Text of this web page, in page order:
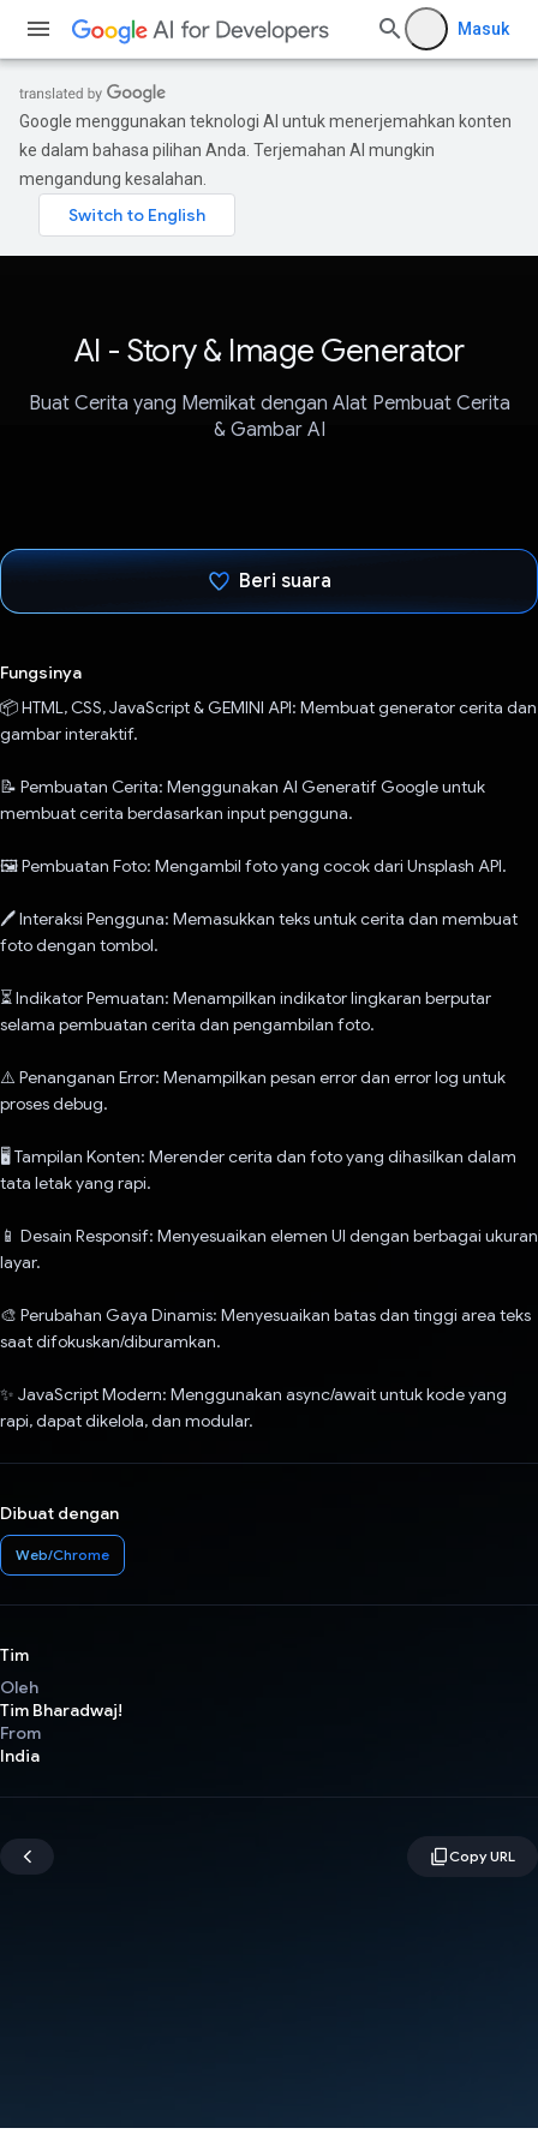
Masuk
Google menggunakan teknologi AI untuk menerjemahkan konten
ke dalam bahasa pilihan Anda. Terjemahan AI mungkin
mengandung kesalahan.
AI - Story & Image Generator
Buat Cerita yang Memikat dengan Alat Pembuat Cerita
& Gambar AI
Beri suara
Fungsinya
📦 HTML, CSS, JavaScript & GEMINI API: Membuat generator cerita dan
gambar interaktif.
📝 Pembuatan Cerita: Menggunakan AI Generatif Google untuk
membuat cerita berdasarkan input pengguna.
🖼️ Pembuatan Foto: Mengambil foto yang cocok dari Unsplash API.
🖊️ Interaksi Pengguna: Memasukkan teks untuk cerita dan membuat
foto dengan tombol.
⏳ Indikator Pemuatan: Menampilkan indikator lingkaran berputar
selama pembuatan cerita dan pengambilan foto.
⚠️ Penanganan Error: Menampilkan pesan error dan error log untuk
proses debug.
🖥️ Tampilan Konten: Merender cerita dan foto yang dihasilkan dalam
tata letak yang rapi.
📱 Desain Responsif: Menyesuaikan elemen UI dengan berbagai ukuran
layar.
🎨 Perubahan Gaya Dinamis: Menyesuaikan batas dan tinggi area teks
saat difokuskan/diburamkan.
✨ JavaScript Modern: Menggunakan async/await untuk kode yang
rapi, dapat dikelola, dan modular.
Dibuat dengan
Web/Chrome
Tim
Oleh
Tim Bharadwaj!
From
India